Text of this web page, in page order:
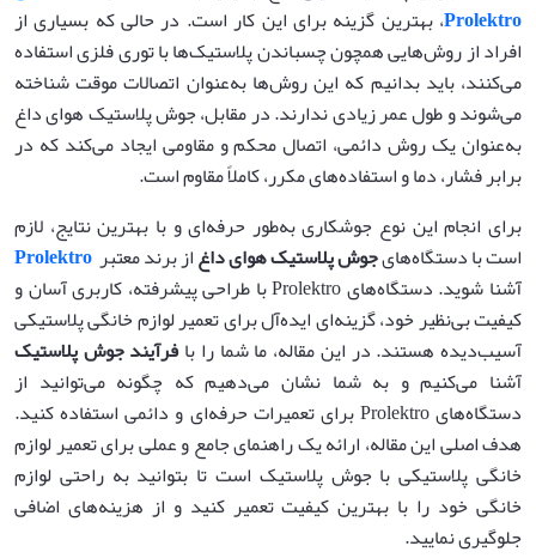
Prolektro، بهترین گزینه برای این کار است. در حالی که بسیاری از
افراد از روش‌هایی همچون چسباندن پلاستیک‌ها با توری فلزی استفاده
می‌کنند، باید بدانیم که این روش‌ها به‌عنوان اتصالات موقت شناخته
می‌شوند و طول عمر زیادی ندارند. در مقابل، جوش پلاستیک هوای داغ
به‌عنوان یک روش دائمی، اتصال محکم و مقاومی ایجاد می‌کند که در
برابر فشار، دما و استفاده‌های مکرر، کاملاً مقاوم است.
برای انجام این نوع جوشکاری به‌طور حرفه‌ای و با بهترین نتایج، لازم
است با دستگاه‌هایجوش پلاستیک هوای داغاز برند معتبرProlektro
آشنا شوید. دستگاه‌های Prolektro با طراحی پیشرفته، کاربری آسان و
کیفیت بی‌نظیر خود، گزینه‌ای ایده‌آل برای تعمیر لوازم خانگی پلاستیکی
آسیب‌دیده هستند. در این مقاله، ما شما را بافرآیند جوش پلاستیک
آشنا می‌کنیم و به شما نشان می‌دهیم که چگونه می‌توانید از
دستگاه‌های Prolektro برای تعمیرات حرفه‌ای و دائمی استفاده کنید.
هدف اصلی این مقاله، ارائه یک راهنمای جامع و عملی برای تعمیر لوازم
خانگی پلاستیکی با جوش پلاستیک است تا بتوانید به راحتی لوازم
خانگی خود را با بهترین کیفیت تعمیر کنید و از هزینه‌های اضافی
جلوگیری نمایید.